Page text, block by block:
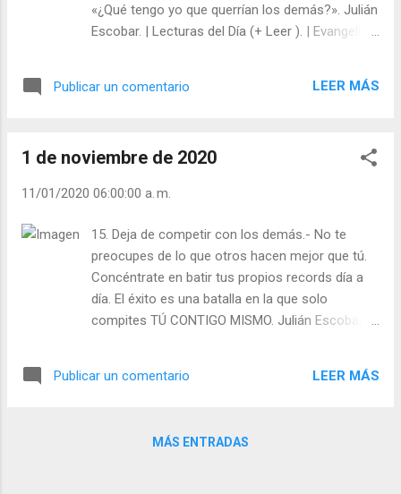
Vísperas (+ Leer ) |
«¿Qué tengo yo que querrían los demás?». Julián
Escobar. | Lecturas del Día (+ Leer ). | Evangelio y
Publicar un comentario LEER MÁS
1 de noviembre de 2020
11/01/2020 06:00:00 a. m.
15. Deja de competir con los demás.- No te
preocupes de lo que otros hacen mejor que tú.
Concéntrate en batir tus propios records día a
día. El éxito es una batalla en la que solo
compites TÚ CONTIGO MISMO. Julián Escobar. |
Laudes (+ Leer ) | Vísperas (+ Leer ) |
Publicar un comentario LEER MÁS
MÁS ENTRADAS